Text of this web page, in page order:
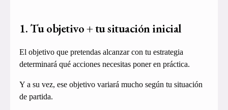
1. Tu objetivo + tu situación inicial
El objetivo que pretendas alcanzar con tu estrategia
determinará qué acciones necesitas poner en práctica.
Y a su vez, ese objetivo variará mucho según tu situación
de partida.